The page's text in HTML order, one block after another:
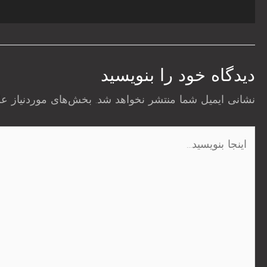
دیدگاه‌ خود را بنویسید
نشانی ایمیل شما منتشر نخواهد شد. بخش‌های موردنیاز